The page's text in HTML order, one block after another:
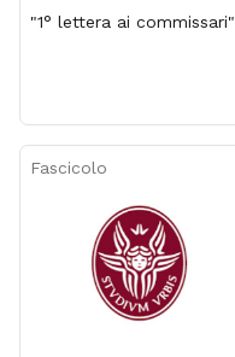
"1° lettera ai commissari"
Fascicolo